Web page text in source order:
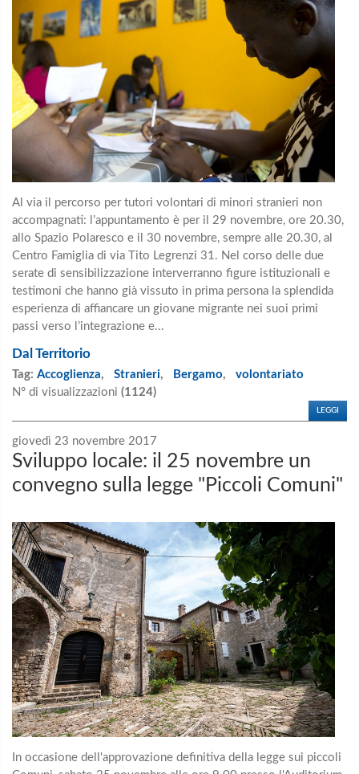
Al via il percorso per tutori volontari di minori stranieri non
accompagnati: l’appuntamento è per il 29 novembre, ore 20.30,
allo Spazio Polaresco e il 30 novembre, sempre alle 20.30, al
Centro Famiglia di via Tito Legrenzi 31. Nel corso delle due
serate di sensibilizzazione interverranno figure istituzionali e
testimoni che hanno già vissuto in prima persona la splendida
esperienza di affiancare un giovane migrante nei suoi primi
passi verso l’integrazione e...
Dal Territorio
Tag: Accoglienza, Stranieri, Bergamo, volontariato
N° di visualizzazioni (1124)
LEGGI
giovedì 23 novembre 2017
Sviluppo locale: il 25 novembre un
convegno sulla legge "Piccoli Comuni"
In occasione dell'approvazione definitiva della legge sui piccoli